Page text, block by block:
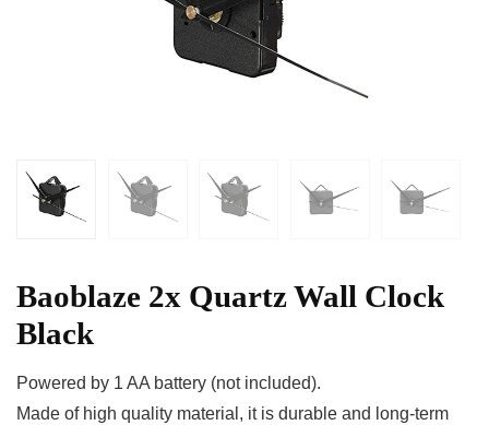
Baoblaze 2x Quartz Wall Clock
Black
Powered by 1 AA battery (not included).
Made of high quality material, it is durable and long-term